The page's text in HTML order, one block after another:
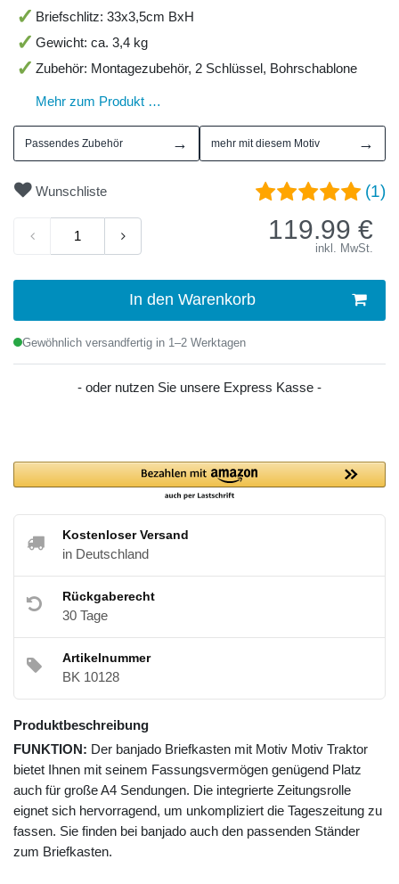
Briefschlitz: 33x3,5cm BxH
Gewicht: ca. 3,4 kg
Zubehör: Montagezubehör, 2 Schlüssel, Bohrschablone
Mehr zum Produkt …
Passendes Zubehör → mehr mit diesem Motiv →
Wunschliste (1)
119.99 €
inkl. MwSt.
In den Warenkorb
Gewöhnlich versandfertig in 1–2 Werktagen
- oder nutzen Sie unsere Express Kasse -
Kostenloser Versand
in Deutschland
Rückgaberecht
30 Tage
Artikelnummer
BK 10128
Produktbeschreibung
FUNKTION: Der banjado Briefkasten mit Motiv Motiv Traktor
bietet Ihnen mit seinem Fassungsvermögen genügend Platz
auch für große A4 Sendungen. Die integrierte Zeitungsrolle
eignet sich hervorragend, um unkompliziert die Tageszeitung zu
fassen. Sie finden bei banjado auch den passenden Ständer
zum Briefkasten.